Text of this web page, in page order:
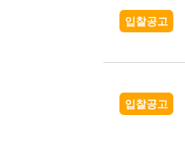
입찰공고
입찰공고